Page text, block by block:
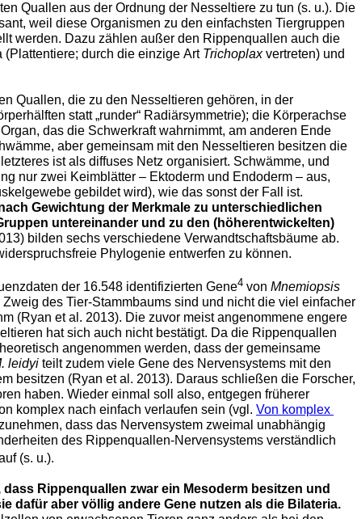
Quallen aus der Ordnung der Nesseltiere zu tun (s. u.). Die
weil diese Organismen zu den einfachsten Tiergruppen
werden. Dazu zählen außer den Rippenquallen auch die
durch die einzige Art Trichoplaxvertreten) und
Quallen, die zu den Nesseltieren gehören, in der
statt „runder“ Radiärsymmetrie); die Körperachse
das die Schwerkraft wahrnimmt, am anderen Ende
aber gemeinsam mit den Nesseltieren besitzen die
ist als diffuses Netz organisiert. Schwämme, und
nur zwei Keimblätter – Ektoderm und Endoderm – aus,
Gewichtung der Merkmale zu unterschiedlichen
untereinander und zu den (höherentwickelten)
bilden sechs verschiedene Verwandtschaftsbäume ab.
Phylogenie entwerfen zu können.
der 16.548 identifizierten Gene4 von Mnemiopsis
des Tier-Stammbaums sind und nicht die viel einfacher
(Ryan et al. 2013). Die zuvor meist angenommene engere
hat sich auch nicht bestätigt. Da die Rippenquallen
angenommen werden, dass der gemeinsame
leidyi teilt zudem viele Gene des Nervensystems mit den
besitzen (Ryan et al. 2013). Daraus schließen die Forscher,
haben. Wieder einmal soll also, entgegen früherer
komplex nach einfach verlaufen sein (vgl. Von komplex
dass das Nervensystem zweimal unabhängig
des Rippenquallen-Nervensystems verständlich
(s. u.).
Rippenquallen zwar ein Mesoderm besitzen und
dafür aber völlig andere Gene nutzen als die Bilateria.